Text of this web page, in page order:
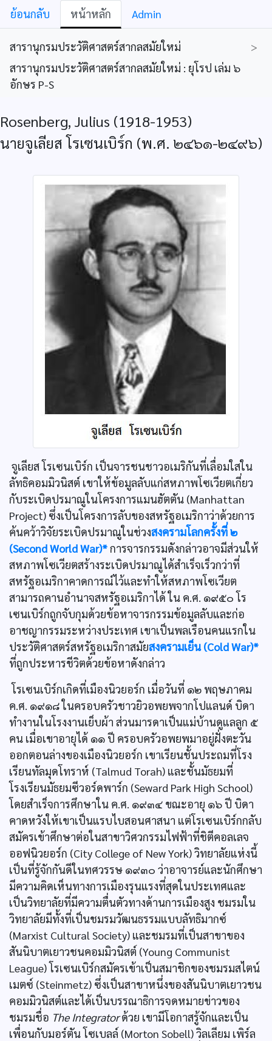
ย้อนกลับ หน้าหลัก Admin
สารานุกรมประวัติศาสตร์สากลสมัยใหม่
>
สารานุกรมประวัติศาสตร์สากลสมัยใหม่ : ยุโรป เล่ม ๖
อักษร P-S
Rosenberg, Julius (1918-1953)
นายจูเลียส โรเซนเบิร์ก (พ.ศ. ๒๔๖๑-๒๔๙๖)
จูเลียส โรเซนเบิร์ก เป็นจารชนชาวอเมริกันที่เลื่อมใสใน
ลัทธิคอมมิวนิสต์ เขาให้ข้อมูลลับแก่สหภาพโซเวียตเกี่ยว
กับระเบิดปรมาณูในโครงการแมนฮัตตัน (Manhattan
Project) ซึ่งเป็นโครงการลับของสหรัฐอเมริกาว่าด้วยการ
ค้นคว้าวิจัยระเบิดปรมาณูในช่วงสงครามโลกครั้งที่ ๒
(Second World War)*การจารกรรมดังกล่าวอาจมีส่วนให้
สหภาพโซเวียตสร้างระเบิดปรมาณูได้สำเร็จเร็วกว่าที่
สหรัฐอเมริกาคาดการณ์ไว้และทำให้สหภาพโซเวียต
สามารถคานอำนาจสหรัฐอเมริกาได้ ใน ค.ศ. ๑๙๕๐ โร
เซนเบิร์กถูกจับกุมด้วยข้อหาจารกรรมข้อมูลลับและก่อ
อาชญากรรมระหว่างประเทศ เขาเป็นพลเรือนคนแรกใน
ประวัติศาสตร์สหรัฐอเมริกาสมัยสงครามเย็น (Cold War)*
ที่ถูกประหารชีวิตด้วยข้อหาดังกล่าว
โรเซนเบิร์กเกิดที่เมืองนิวยอร์ก เมื่อวันที่ ๑๒ พฤษภาคม
ค.ศ. ๑๙๑๘ ในครอบครัวชาวยิวอพยพจากโปแลนด์ บิดา
ทำงานในโรงงานเย็บผ้า ส่วนมารดาเป็นแม่บ้านดูแลลูก ๕
คน เมื่อเขาอายุได้ ๑๑ ปี ครอบครัวอพยพมาอยู่ฝั่งตะวัน
ออกตอนล่างของเมืองนิวยอร์ก เขาเรียนชั้นประถมที่โรง
เรียนทัลมุดโทราห์ (Talmud Torah) และชั้นมัธยมที่
โรงเรียนมัธยมซีวอร์ดพาร์ก (Seward Park High School)
โดยสำเร็จการศึกษาใน ค.ศ. ๑๙๓๔ ขณะอายุ ๑๖ ปี บิดา
คาดหวังให้เขาเป็นแรบไบสอนศาสนา แต่โรเซนเบิร์กกลับ
สมัครเข้าศึกษาต่อในสาขาวิศวกรรมไฟฟ้าที่ชิตีคอลเลจ
ออฟนิวยอร์ก (City College of New York) วิทยาลัยแห่งนี้
เป็นที่รู้จักกันดีในทศวรรษ ๑๙๓๐ ว่าอาจารย์และนักศึกษา
มีความคิดเห็นทางการเมืองรุนแรงที่สุดในประเทศและ
เป็นวิทยาลัยที่มีความตื่นตัวทางด้านการเมืองสูง ชมรมใน
วิทยาลัยมีทั้งที่เป็นชมรมวัฒนธรรมแบบลัทธิมากซ์
(Marxist Cultural Society) และชมรมที่เป็นสาขาของ
สันนิบาตเยาวชนคอมมิวนิสต์ (Young Communist
League) โรเซนเบิร์กสมัครเข้าเป็นสมาชิกของชมรมสไตน์
เมตซ์ (Steinmetz) ซึ่งเป็นสาขาหนึ่งของสันนิบาตเยาวชน
คอมมิวนิสต์และได้เป็นบรรณาธิการจดหมายข่าวของ
ชมรมชื่อ The Integratorด้วย เขามีโอกาสรู้จักและเป็น
เพื่อนกับมอร์ตัน โซเบลล์ (Morton Sobell) วิลเลียม เพิร์ล